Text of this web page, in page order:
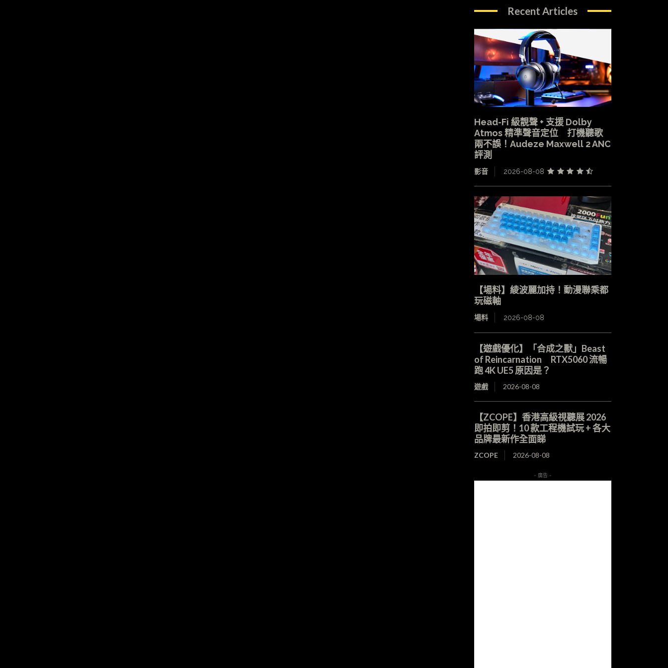
Recent Articles
Head-Fi 級靚聲 + 支援 Dolby
Atmos 精準聲音定位 打機聽歌
兩不誤！Audeze Maxwell 2 ANC
評測
影音 2026-08-08
【場料】綾波麗加持！動漫聯乘都
玩磁軸
場料 2026-08-08
【遊戲優化】「合成之獸」Beast
of Reincarnation RTX5060 流暢
跑 4K UE5 原因是？
遊戲 2026-08-08
【ZCOPE】香港高級視聽展 2026
即拍即剪！10 款工程機試玩 + 各大
品牌最新作全面睇
ZCOPE 2026-08-08
- 廣告 -